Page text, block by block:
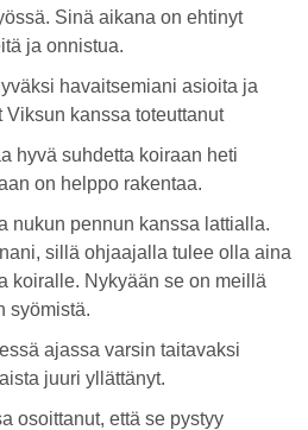
Sinä aikana on ehtinyt
ja onnistua.
havaitsemiani asioita ja
kanssa toteuttanut
hyvä suhdetta koiraan heti
on helppo rakentaa.
nukun pennun kanssa lattialla.
sillä ohjaajalla tulee olla aina
koiralle. Nykyään se on meillä
syömistä.
ajassa varsin taitavaksi
juuri yllättänyt.
osoittanut, että se pystyy